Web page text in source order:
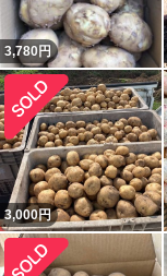
3,780円
3,000円